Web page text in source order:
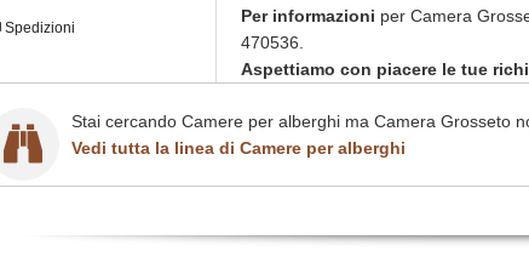
Spedizioni
Per informazioni per Camera
470536.
Aspettiamo con piacere le tue
Stai cercando Camere per alberghi ma Camera Grosseto
Vedi tutta la linea di Camere per alberghi